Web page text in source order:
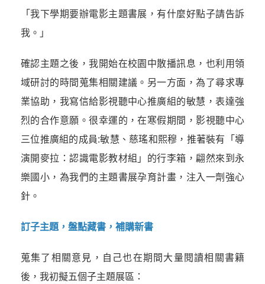
「我下學期要辦電影主題書展，有什麼好點子請告訴
我。」
確認主題之後，我開始在校園中散播訊息，也利用領
域研討的時間蒐集相關建議。另一方面，為了尋求專
業協助，我寫信給影視聽中心推廣組的敏慧，表達強
烈的合作意願。很幸運的，在寒假期間，影視聽中心
三位推廣組的成員:敏慧、慈瑤和熙穆，推著裝有「導
演開麥拉：認識電影教材組」的行李箱，翩然來到永
樂國小，為我們的主題書展孕育計畫，注入一劑強心
針。
訂子主題，盤點藏書，補購新書
蒐集了相關意見，自己也在期間大量閱讀相關書籍
後，我初擬五個子主題展區：